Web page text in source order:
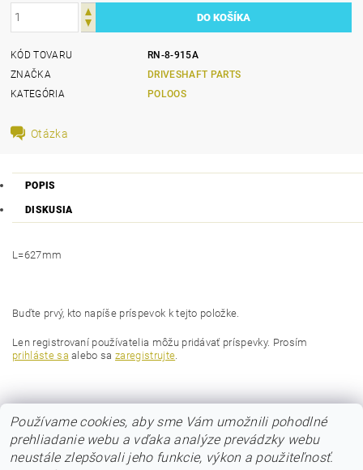
KÓD TOVARU
RN-8-915A
ZNAČKA
DRIVESHAFT PARTS
KATEGÓRIA
POLOOS
Otázka
POPIS
DISKUSIA
L=627mm
Buďte prvý, kto napíše príspevok k tejto položke.
Len registrovaní používatelia môžu pridávať príspevky. Prosím
prihláste sa alebo sazaregistrujte.
Používame cookies, aby sme Vám umožnili pohodlné
prehliadanie webu a vďaka analýze prevádzky webu
neustále zlepšovali jeho funkcie, výkon a použiteľnosť.